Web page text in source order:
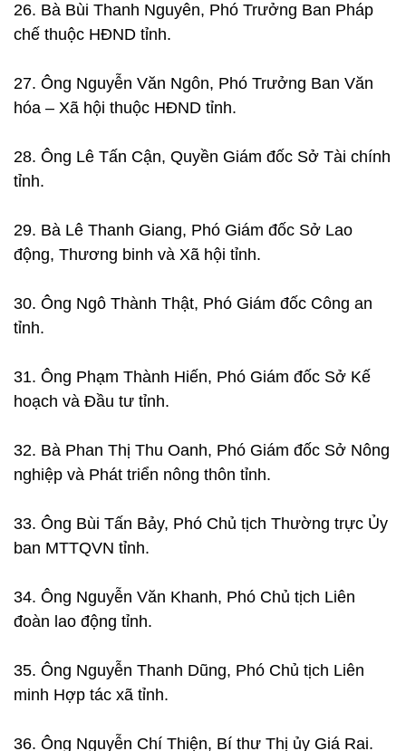
26. Bà Bùi Thanh Nguyên, Phó Trưởng Ban Pháp
chế thuộc HĐND tỉnh.
27. Ông Nguyễn Văn Ngôn, Phó Trưởng Ban Văn
hóa – Xã hội thuộc HĐND tỉnh.
28. Ông Lê Tấn Cận, Quyền Giám đốc Sở Tài chính
tỉnh.
29. Bà Lê Thanh Giang, Phó Giám đốc Sở Lao
động, Thương binh và Xã hội tỉnh.
30. Ông Ngô Thành Thật, Phó Giám đốc Công an
tỉnh.
31. Ông Phạm Thành Hiến, Phó Giám đốc Sở Kế
hoạch và Đầu tư tỉnh.
32. Bà Phan Thị Thu Oanh, Phó Giám đốc Sở Nông
nghiệp và Phát triển nông thôn tỉnh.
33. Ông Bùi Tấn Bảy, Phó Chủ tịch Thường trực Ủy
ban MTTQVN tỉnh.
34. Ông Nguyễn Văn Khanh, Phó Chủ tịch Liên
đoàn lao động tỉnh.
35. Ông Nguyễn Thanh Dũng, Phó Chủ tịch Liên
minh Hợp tác xã tỉnh.
36. Ông Nguyễn Chí Thiện, Bí thư Thị ủy Giá Rai.